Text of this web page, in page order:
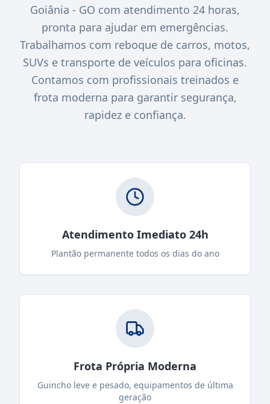
Goiânia - GO com atendimento 24 horas,
pronta para ajudar em emergências.
Trabalhamos com reboque de carros, motos,
SUVs e transporte de veículos para oficinas.
Contamos com profissionais treinados e
frota moderna para garantir segurança,
rapidez e confiança.
Atendimento Imediato 24h
Plantão permanente todos os dias do ano
Frota Própria Moderna
Guincho leve e pesado, equipamentos de última
geração